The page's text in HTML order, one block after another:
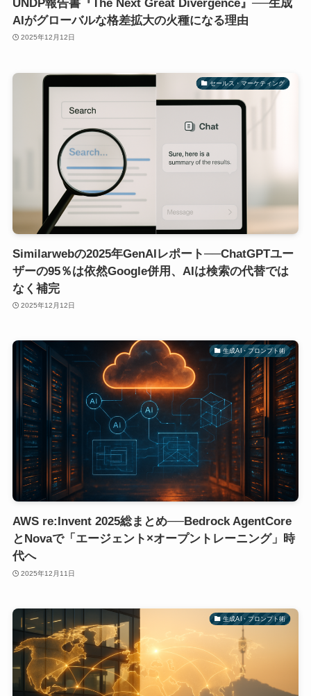
UNDP報告書『The Next Great Divergence』──生成
AIがグローバルな格差拡大の火種になる理由
2025年12月12日
セールス・マーケティング
Similarwebの2025年GenAIレポート──ChatGPTユー
ザーの95％は依然Google併用、AIは検索の代替では
なく補完
2025年12月12日
生成AI・プロンプト術
AWS re:Invent 2025総まとめ──Bedrock AgentCore
とNovaで「エージェント×オープントレーニング」時
代へ
2025年12月11日
生成AI・プロンプト術